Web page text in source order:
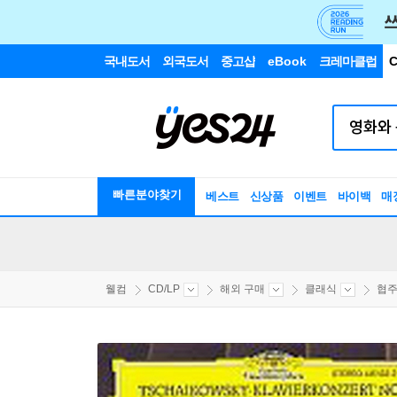
국내도서 외국도서 중고샵 eBook 크레마클럽
빠른분야찾기 베스트 신상품 이벤트 바이백 매
웰컴 CD/LP 해외 구매 클래식 협